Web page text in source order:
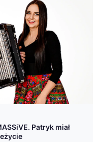
Patryk miał